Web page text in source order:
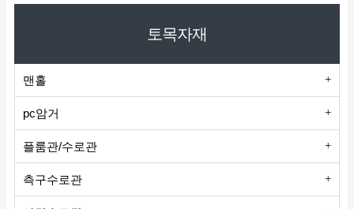
토목자재
맨홀
pc암거
플룸관/수로관
측구수로관